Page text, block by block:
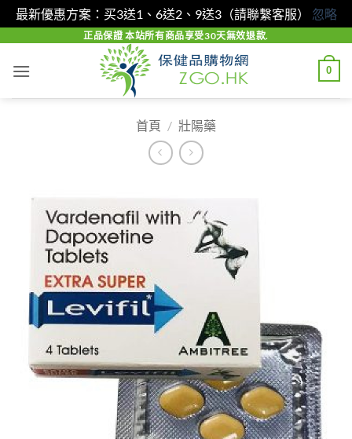
最新優惠方案：买3送1、6送2、9送3（請聯繫客服） 忽略
content
正品保證 本站所有商品享受30天無效退款.
0
首頁 / 壯陽藥